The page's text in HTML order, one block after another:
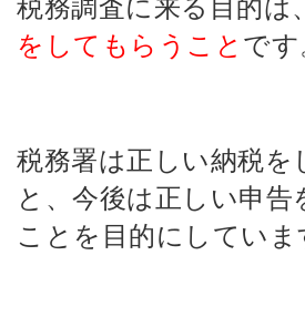
をしてもらうこと です
税務署は正しい納税を
と、今後は正しい申告
ことを目的にしていま